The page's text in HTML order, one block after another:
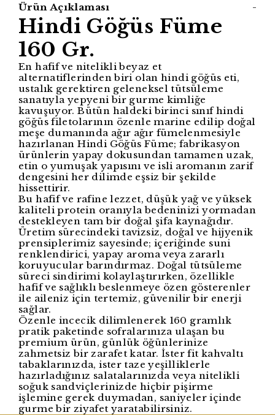
Ürün Açıklaması -
Hindi Göğüs Füme
160 Gr.
En hafif ve nitelikli beyaz et
alternatiflerinden biri olan hindi göğüs eti,
ustalık gerektiren geleneksel tütsüleme
sanatıyla yepyeni bir gurme kimliğe
kavuşuyor. Bütün haldeki birinci sınıf hindi
göğüs filetolarının özenle marine edilip doğal
meşe dumanında ağır ağır fümelenmesiyle
hazırlanan Hindi Göğüs Füme; fabrikasyon
ürünlerin yapay dokusundan tamamen uzak,
etin o yumuşak yapısını ve isli aromanın zarif
dengesini her dilimde eşsiz bir şekilde
hissettirir.
Bu hafif ve rafine lezzet, düşük yağ ve yüksek
kaliteli protein oranıyla bedeninizi yormadan
destekleyen tam bir doğal şifa kaynağıdır.
Üretim sürecindeki tavizsiz, doğal ve hijyenik
prensiplerimiz sayesinde; içeriğinde suni
renklendirici, yapay aroma veya zararlı
koruyucular barındırmaz. Doğal tütsüleme
süreci sindirimi kolaylaştırırken, özellikle
hafif ve sağlıklı beslenmeye özen gösterenler
ile aileniz için tertemiz, güvenilir bir enerji
sağlar.
Özenle incecik dilimlenerek 160 gramlık
pratik paketinde sofralarınıza ulaşan bu
premium ürün, günlük öğünlerinize
zahmetsiz bir zarafet katar. İster fit kahvaltı
tabaklarınızda, ister taze yeşilliklerle
hazırladığınız salatalarınızda veya nitelikli
soğuk sandviçlerinizde hiçbir pişirme
işlemine gerek duymadan, saniyeler içinde
gurme bir ziyafet yaratabilirsiniz.